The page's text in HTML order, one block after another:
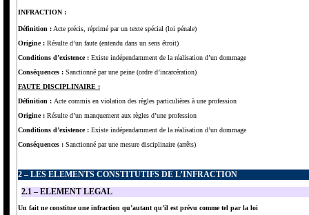
INFRACTION :
Définition :Acte précis, réprimé par un texte spécial (loi pénale)
Origine : Résulte d’un faute (entendu dans un sens étroit)
Conditions d’existence : Existe indépendamment de la réalisation d’un dommage
Conséquences : Sanctionné par une peine (ordre d’incarcération)
FAUTE DISCIPLINAIRE :
Définition : Acte commis en violation des règles particulières à une profession
Origine : Résulte d’un manquement aux règles d’une profession
Conditions d’existence : Existe indépendamment de la réalisation d’un dommage
Conséquences : Sanctionné par une mesure disciplinaire (arrêts)
2 – LES ELEMENTS CONSTITUTIFS DE L’INFRACTION
2.1 – ELEMENT LEGAL
Un fait ne constitue une infraction qu’autant qu’il est prévu comme tel par la loi